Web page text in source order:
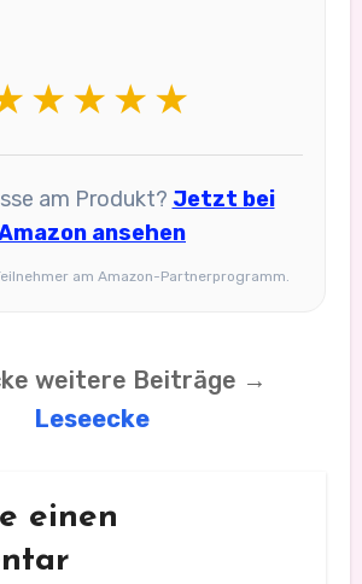
am Produkt? Jetzt bei
ansehen
am Amazon-Partnerprogramm.
weitere Beiträge →
Leseecke
einen